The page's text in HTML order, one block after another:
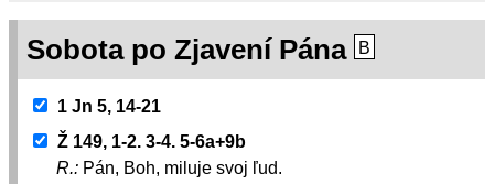
Sobota po Zjavení Pána B
1 Jn 5, 14-21
Ž 149, 1-2. 3-4. 5-6a+9b
R.: Pán, Boh, miluje svoj ľud.